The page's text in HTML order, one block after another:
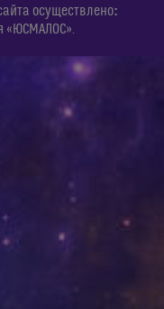
осуществлено:
«ЮСМАЛОС».